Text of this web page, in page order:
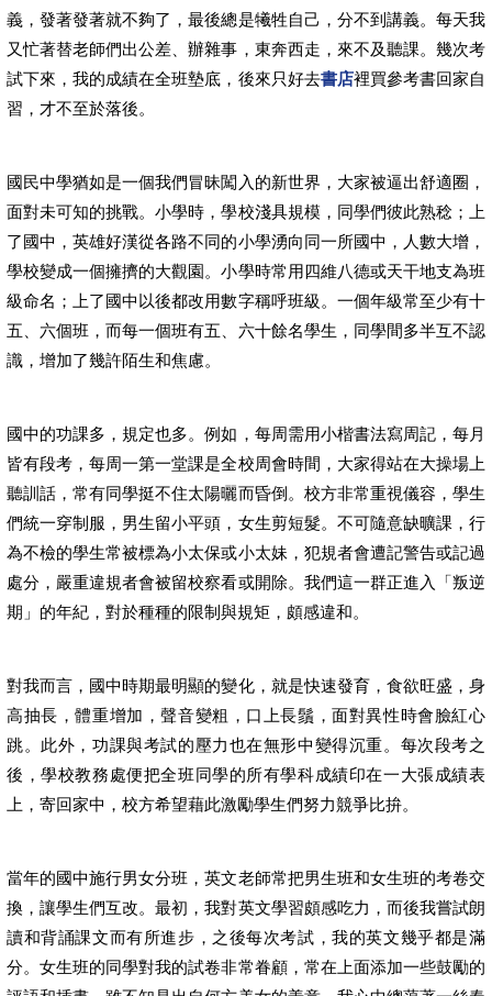
義，發著發著就不夠了，最後總是犧牲自己，分不到講義。每天我
又忙著替老師們出公差、辦雜事，東奔西走，來不及聽課。幾次考
試下來，我的成績在全班墊底，後來只好去書店裡買參考書回家自
習，才不至於落後。
國民中學猶如是一個我們冒昧闖入的新世界，大家被逼出舒適圈，
面對未可知的挑戰。小學時，學校淺具規模，同學們彼此熟稔；上
了國中，英雄好漢從各路不同的小學湧向同一所國中，人數大增，
學校變成一個擁擠的大觀園。小學時常用四維八德或天干地支為班
級命名；上了國中以後都改用數字稱呼班級。一個年級常至少有十
五、六個班，而每一個班有五、六十餘名學生，同學間多半互不認
識，增加了幾許陌生和焦慮。
國中的功課多，規定也多。例如，每周需用小楷書法寫周記，每月
皆有段考，每周一第一堂課是全校周會時間，大家得站在大操場上
聽訓話，常有同學挺不住太陽曬而昏倒。校方非常重視儀容，學生
們統一穿制服，男生留小平頭，女生剪短髮。不可隨意缺曠課，行
為不檢的學生常被標為小太保或小太妹，犯規者會遭記警告或記過
處分，嚴重違規者會被留校察看或開除。我們這一群正進入「叛逆
期」的年紀，對於種種的限制與規矩，頗感違和。
對我而言，國中時期最明顯的變化，就是快速發育，食欲旺盛，身
高抽長，體重增加，聲音變粗，口上長鬚，面對異性時會臉紅心
跳。此外，功課與考試的壓力也在無形中變得沉重。每次段考之
後，學校教務處便把全班同學的所有學科成績印在一大張成績表
上，寄回家中，校方希望藉此激勵學生們努力競爭比拚。
當年的國中施行男女分班，英文老師常把男生班和女生班的考卷交
換，讓學生們互改。最初，我對英文學習頗感吃力，而後我嘗試朗
讀和背誦課文而有所進步，之後每次考試，我的英文幾乎都是滿
分。女生班的同學對我的試卷非常眷顧，常在上面添加一些鼓勵的